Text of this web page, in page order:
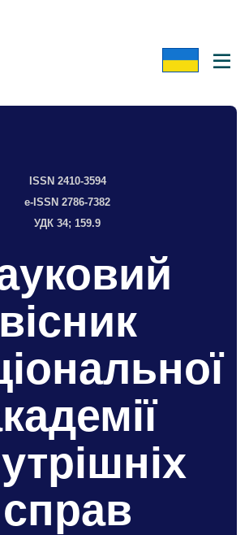
ISSN 2410-3594
e-ISSN 2786-7382
УДК 34; 159.9
вісник
справ